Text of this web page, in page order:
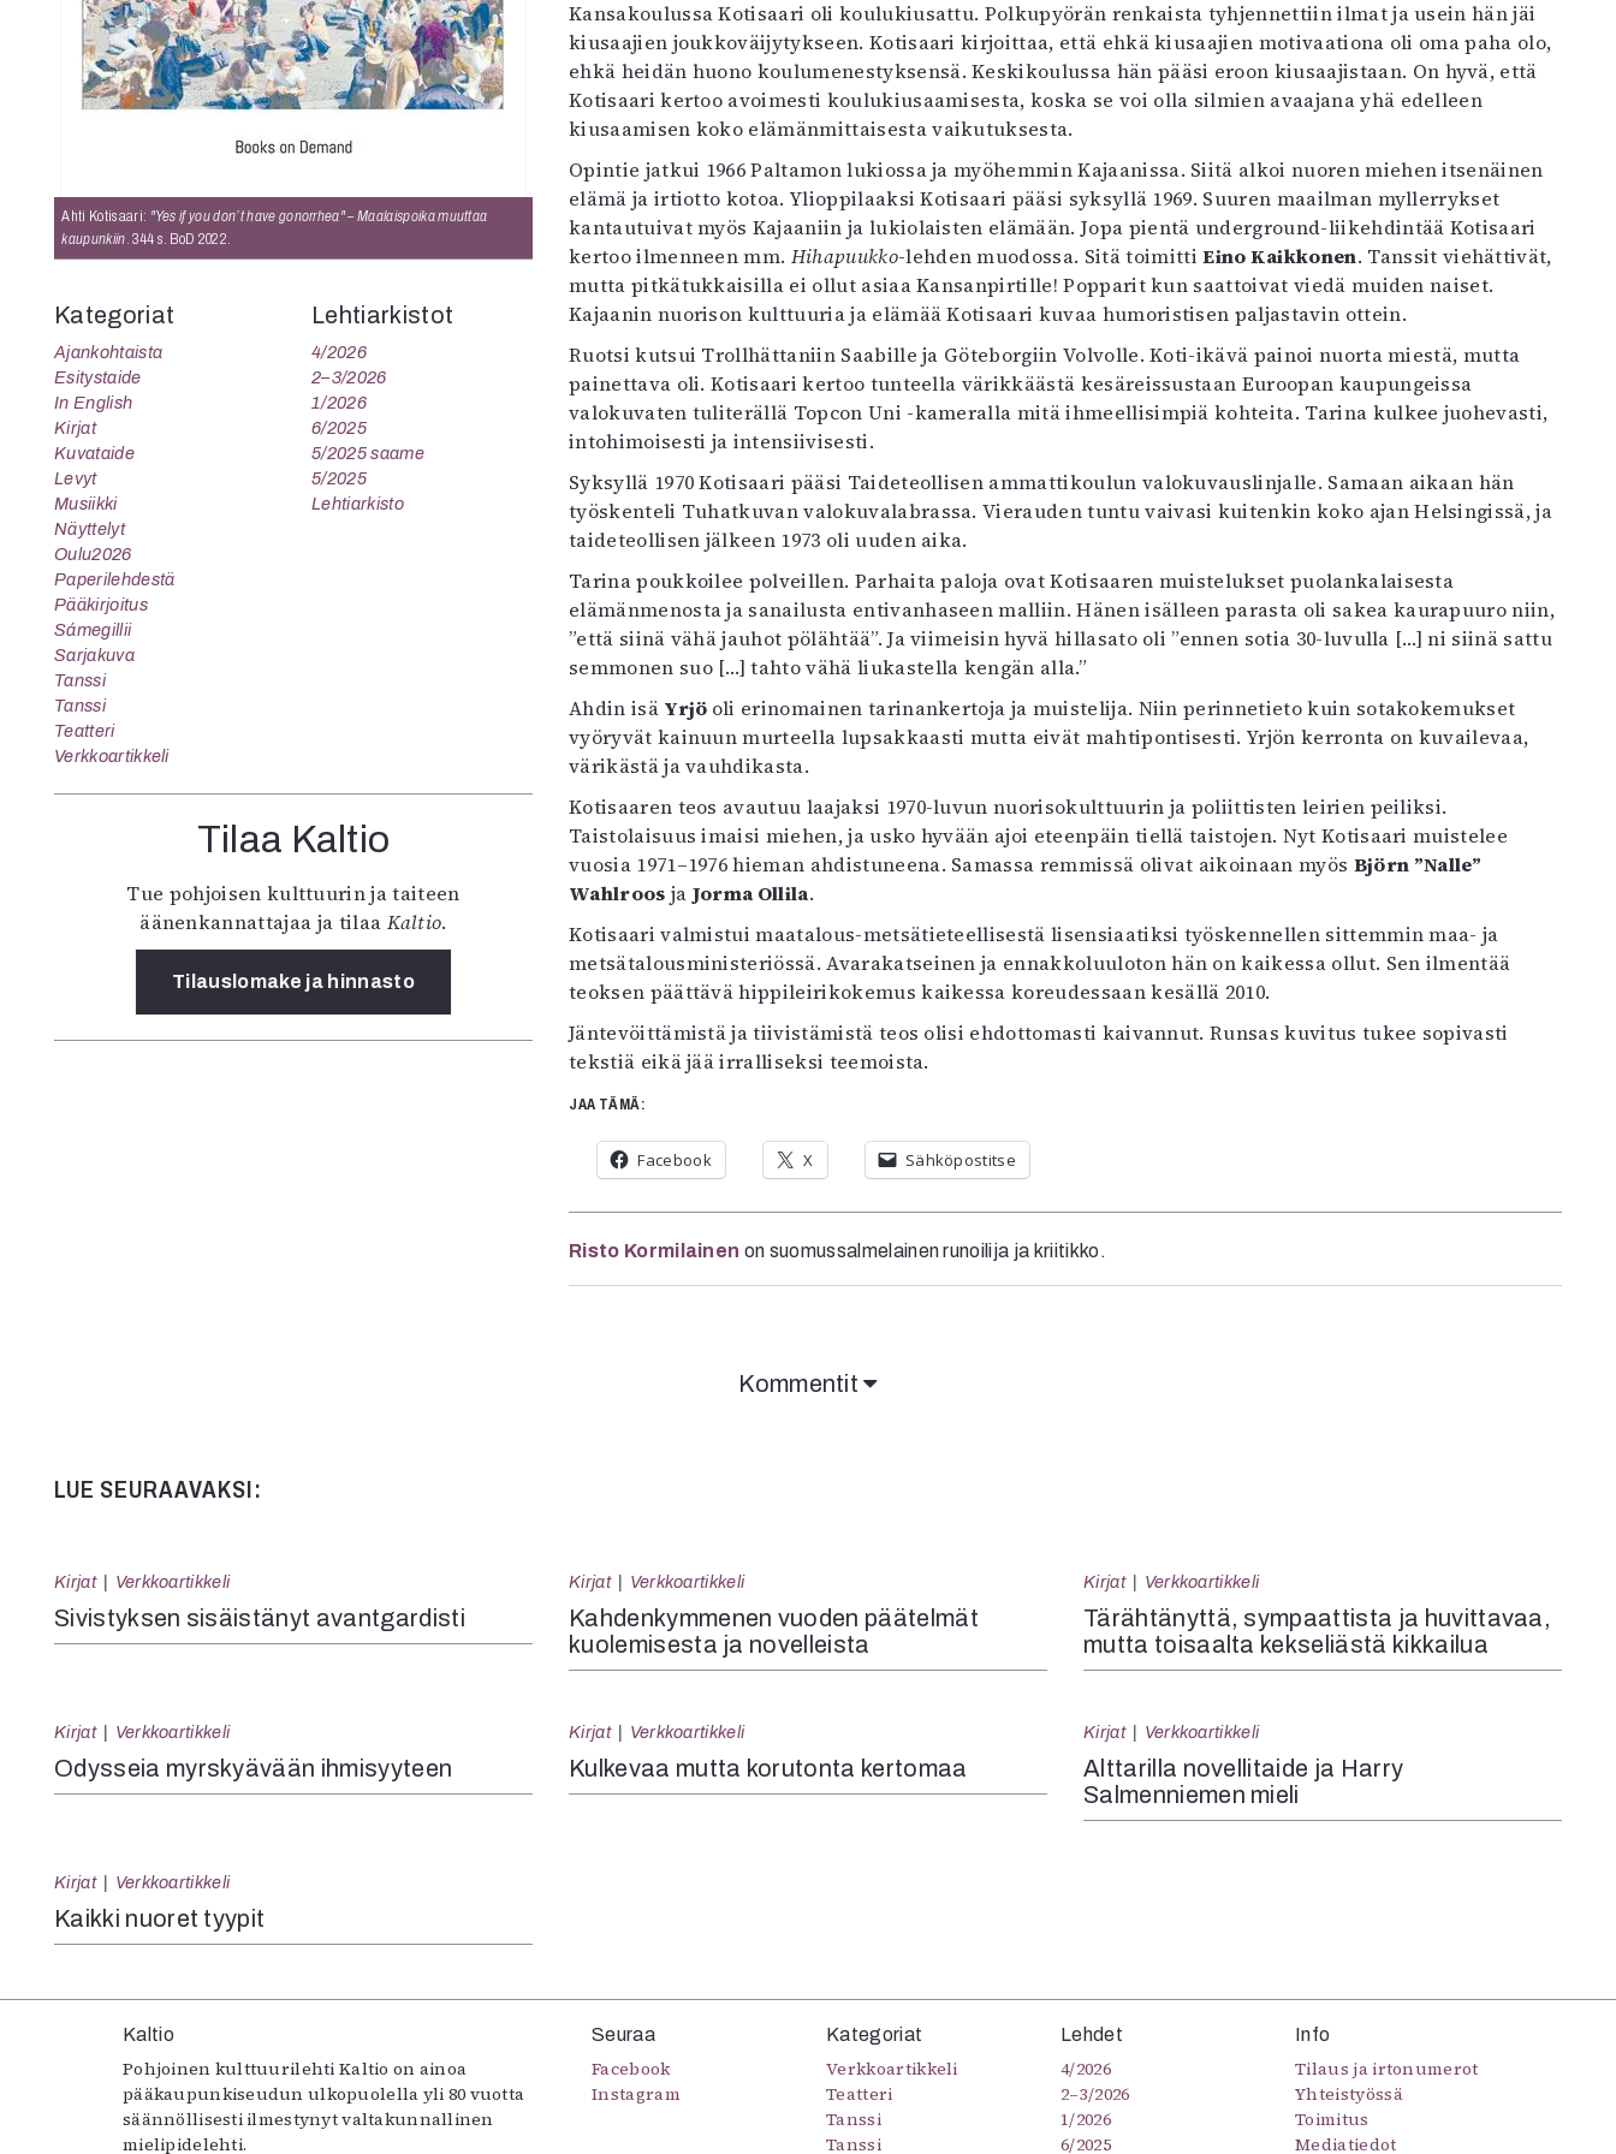
Kuvataide
Kirjat
In English
Esitystaide
Arkisto
Kansakoulussa Kotisaari oli koulukiusattu. Polkupyörän renkaista tyhjennettiin ilmat ja usein hän jäi
kiusaajien joukkoväijytykseen. Kotisaari kirjoittaa, että ehkä kiusaajien motivaationa oli oma paha olo,
ehkä heidän huono koulumenestyksensä. Keskikoulussa hän pääsi eroon kiusaajistaan. On hyvä, että
Kotisaari kertoo avoimesti koulukiusaamisesta, koska se voi olla silmien avaajana yhä edelleen
kiusaamisen koko elämänmittaisesta vaikutuksesta.
Opintie jatkui 1966 Paltamon lukiossa ja myöhemmin Kajaanissa. Siitä alkoi nuoren miehen itsenäinen
elämä ja irtiotto kotoa. Ylioppilaaksi Kotisaari pääsi syksyllä 1969. Suuren maailman myllerrykset
kantautuivat myös Kajaaniin ja lukiolaisten elämään. Jopa pientä underground-liikehdintää Kotisaari
kertoo ilmenneen mm. Hihapuukko-lehden muodossa. Sitä toimittiEino Kaikkonen. Tanssit viehättivät,
mutta pitkätukkaisilla ei ollut asiaa Kansanpirtille! Popparit kun saattoivat viedä muiden naiset.
Kajaanin nuorison kulttuuria ja elämää Kotisaari kuvaa humoristisen paljastavin ottein.
Ruotsi kutsui Trollhättaniin Saabille ja Göteborgiin Volvolle. Koti-ikävä painoi nuorta miestä, mutta
painettava oli. Kotisaari kertoo tunteella värikkäästä kesäreissustaan Euroopan kaupungeissa
valokuvaten tuliterällä Topcon Uni -kameralla mitä ihmeellisimpiä kohteita. Tarina kulkee juohevasti,
intohimoisesti ja intensiivisesti.
Syksyllä 1970 Kotisaari pääsi Taideteollisen ammattikoulun valokuvauslinjalle. Samaan aikaan hän
työskenteli Tuhatkuvan valokuvalabrassa. Vierauden tuntu vaivasi kuitenkin koko ajan Helsingissä, ja
taideteollisen jälkeen 1973 oli uuden aika.
Tarina poukkoilee polveillen. Parhaita paloja ovat Kotisaaren muistelukset puolankalaisesta
elämänmenosta ja sanailusta entivanhaseen malliin. Hänen isälleen parasta oli sakea kaurapuuro niin,
”että siinä vähä jauhot pölähtää”. Ja viimeisin hyvä hillasato oli ”ennen sotia 30-luvulla […] ni siinä sattu
semmonen suo […] tahto vähä liukastella kengän alla.”
Ahdin isä Yrjö oli erinomainen tarinankertoja ja muistelija. Niin perinnetieto kuin sotakokemukset
vyöryvät kainuun murteella lupsakkaasti mutta eivät mahtipontisesti. Yrjön kerronta on kuvailevaa,
värikästä ja vauhdikasta.
Kotisaaren teos avautuu laajaksi 1970-luvun nuorisokulttuurin ja poliittisten leirien peiliksi.
Taistolaisuus imaisi miehen, ja usko hyvään ajoi eteenpäin tiellä taistojen. Nyt Kotisaari muistelee
vuosia 1971–1976 hieman ahdistuneena. Samassa remmissä olivat aikoinaan myös Björn ”Nalle”
Wahlroos ja Jorma Ollila.
Kotisaari valmistui maatalous-metsätieteellisestä lisensiaatiksi työskennellen sittemmin maa- ja
metsätalousministeriössä. Avarakatseinen ja ennakkoluuloton hän on kaikessa ollut. Sen ilmentää
teoksen päättävä hippileirikokemus kaikessa koreudessaan kesällä 2010.
Jäntevöittämistä ja tiivistämistä teos olisi ehdottomasti kaivannut. Runsas kuvitus tukee sopivasti
tekstiä eikä jää irralliseksi teemoista.
JAA TÄMÄ:
Facebook X Sähköpostitse
Risto Kormilainen on suomussalmelainen runoilija ja kriitikko.
Ahti Kotisaari: "Yes if you don’t have gonorrhea" – Maalaispoika muuttaa
kaupunkiin . 344 s. BoD 2022.
Kategoriat
Ajankohtaista
Esitystaide
In English
Kirjat
Kuvataide
Levyt
Musiikki
Näyttelyt
Oulu2026
Paperilehdestä
Pääkirjoitus
Sámegillii
Sarjakuva
Tanssi
Tanssi
Teatteri
Verkkoartikkeli
Lehtiarkistot
4/2026
2–3/2026
1/2026
6/2025
5/2025 saame
5/2025
Lehtiarkisto
Tilaa Kaltio
Tue pohjoisen kulttuurin ja taiteen
äänenkannattajaa ja tilaa Kaltio.
Tilauslomake ja hinnasto
Kommentit
LUE SEURAAVAKSI:
Kirjat Verkkoartikkeli
Sivistyksen sisäistänyt avantgardisti
Kirjat Verkkoartikkeli
Kahdenkymmenen vuoden päätelmät
kuolemisesta ja novelleista
Kirjat Verkkoartikkeli
Tärähtänyttä, sympaattista ja huvittavaa,
mutta toisaalta kekseliästä kikkailua
Kirjat Verkkoartikkeli
Odysseia myrskyävään ihmisyyteen
Kirjat Verkkoartikkeli
Kulkevaa mutta korutonta kertomaa
Kirjat Verkkoartikkeli
Alttarilla novellitaide ja Harry
Salmenniemen mieli
Kirjat Verkkoartikkeli
Kaikki nuoret tyypit
Kaltio
Pohjoinen kulttuurilehti Kaltio on ainoa
pääkaupunkiseudun ulkopuolella yli 80 vuotta
säännöllisesti ilmestynyt valtakunnallinen
mielipidelehti.
Seuraa
Facebook
Instagram
Kategoriat
Verkkoartikkeli
Teatteri
Tanssi
Tanssi
Lehdet
4/2026
2–3/2026
1/2026
6/2025
Info
Tilaus ja irtonumerot
Yhteistyössä
Toimitus
Mediatiedot